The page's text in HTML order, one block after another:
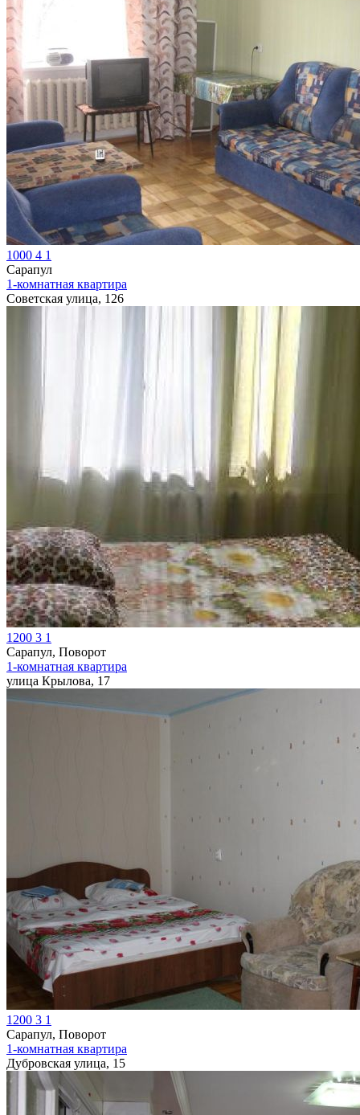
1000 4 1
Сарапул
1-комнатная квартира
Советская улица, 126
1200 3 1
Сарапул, Поворот
1-комнатная квартира
улица Крылова, 17
1200 3 1
Сарапул, Поворот
1-комнатная квартира
Дубровская улица, 15